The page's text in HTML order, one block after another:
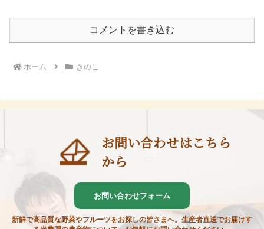
コメントを書き込む
ホーム きのこ
お問い合わせはこちら
から
お問い合わせフォーム
新鮮で高品質な野菜やフルーツをお探しの皆さまへ。生産者直送でお届けす